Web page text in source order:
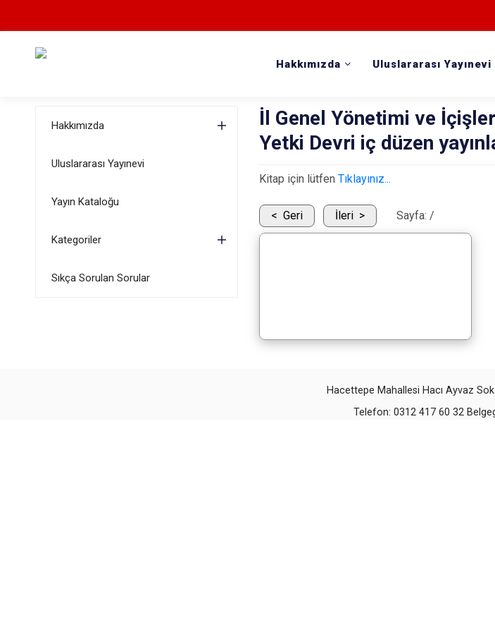
Hakkımızda Uluslararası Yayınevi
Hakkımızda
Uluslararası Yayınevi
Yayın Kataloğu
Kategoriler
Sıkça Sorulan Sorular
İl Genel Yönetimi ve
Yetki Devri iç düzen
Kitap için lütfenTıklayınız...
Geri İleri Sayfa:/
Hacettepe Mahallesi Hacı Ayvaz
Telefon: 0312 417 60 32